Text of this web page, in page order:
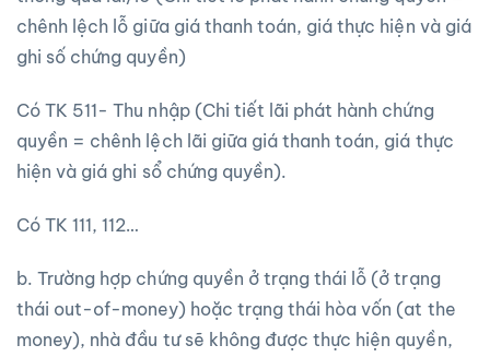
chênh lệch lỗ giữa giá thanh toán, giá thực hiện và giá
ghi số chứng quyền)
Có TK 511- Thu nhập (Chi tiết lãi phát hành chứng
quyền = chênh lệch lãi giữa giá thanh toán, giá thực
hiện và giá ghi sổ chứng quyền).
Có TK 111, 112…
b. Trường hợp chứng quyền ở trạng thái lỗ (ở trạng
thái out-of-money) hoặc trạng thái hòa vốn (at the
money), nhà đầu tư sẽ không được thực hiện quyền,